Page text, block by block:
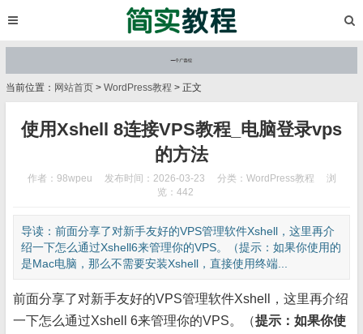
当前位置： 网站首页 > WordPress教程 > 正文
使用Xshell 8连接VPS教程_电脑登录vps
的方法
作者：98wpeu 发布时间：2026-03-23 分类： WordPress教程
浏
览：442
导读：前面分享了对新手友好的VPS管理软件Xshell，这里再介
绍一下怎么通过Xshell6来管理你的VPS。（提示：如果你使用的
是Mac电脑，那么不需要安装Xshell，直接使用终端...
前面分享了对新手友好的VPS管理软件Xshell，这里再介绍
一下怎么通过Xshell 6来管理你的VPS。（提示：如果你使